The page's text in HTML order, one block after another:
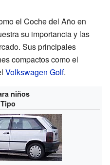
el Coche del Año en
su importancia y las
Sus principales
compactos como el
Volkswagen Golf.
niños